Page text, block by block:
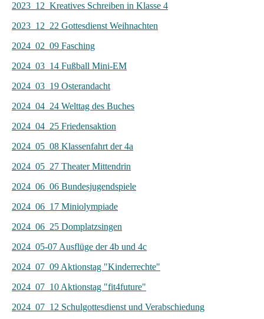
2023_12_Kreatives Schreiben in Klasse 4
2023_12_22 Gottesdienst Weihnachten
2024_02_09 Fasching
2024_03_14 Fußball Mini-EM
2024_03_19 Osterandacht
2024_04_24 Welttag des Buches
2024_04_25 Friedensaktion
2024_05_08 Klassenfahrt der 4a
2024_05_27 Theater Mittendrin
2024_06_06 Bundesjugendspiele
2024_06_17 Miniolympiade
2024_06_25 Domplatzsingen
2024_05-07 Ausflüge der 4b und 4c
2024_07_09 Aktionstag "Kinderrechte"
2024_07_10 Aktionstag "fit4future"
2024_07_12 Schulgottesdienst und Verabschiedung